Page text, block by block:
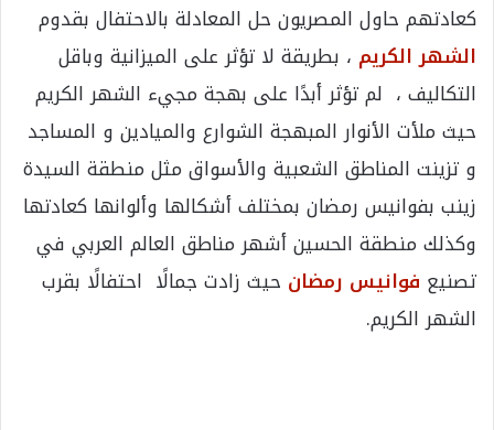
كعادتهم حاول المصريون حل المعادلة بالاحتفال بقدوم
الشهر الكريم ، بطريقة لا تؤثر على الميزانية وباقل
التكاليف ، لم تؤثر أبدًا على بهجة مجيء الشهر الكريم
حيث ملأت الأنوار المبهجة الشوارع والميادين و المساجد
و تزينت المناطق الشعبية والأسواق مثل منطقة السيدة
زينب بفوانيس رمضان بمختلف أشكالها وألوانها كعادتها
وكذلك منطقة الحسين أشهر مناطق العالم العربي في
تصنيع فوانيس رمضان حيث زادت جمالًا احتفالًا بقرب
الشهر الكريم.